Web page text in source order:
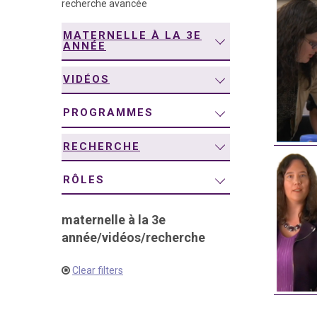
recherche avancée
MATERNELLE À LA 3E
ANNÉE
VIDÉOS
PROGRAMMES
RECHERCHE
RÔLES
maternelle à la 3e
année/vidéos/recherche
Clear filters